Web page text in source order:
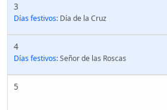
3
Días festivos: Día de la Cruz
4
Días festivos:Señor de las Roscas
5